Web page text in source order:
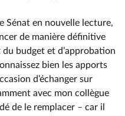
Sénat en nouvelle lecture,
de manière définitive
budget et d’approbation
bien les apports
d’échanger sur
avec mon collègue
de le remplacer –⁠ car il